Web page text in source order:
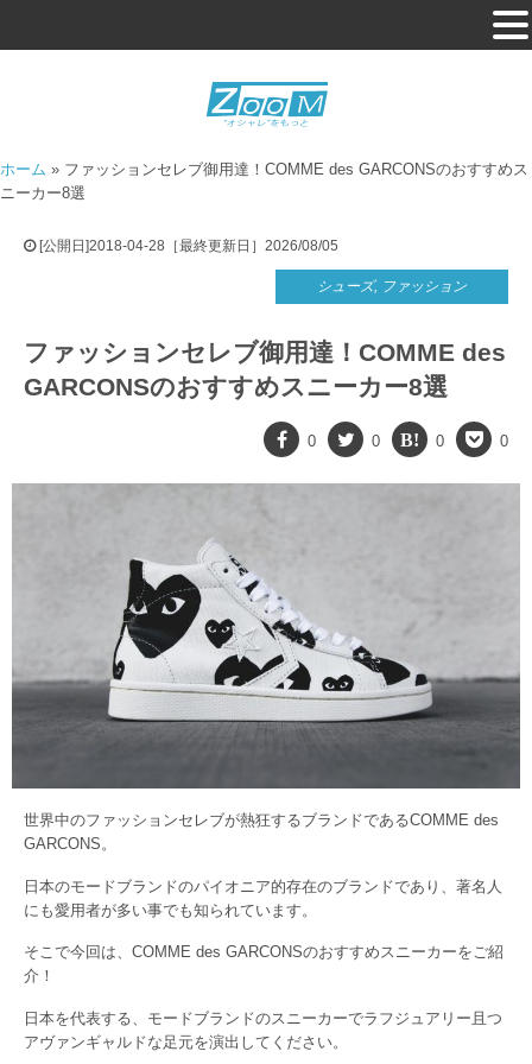
ホーム » ファッションセレブ御用達！COMME des GARCONSのおすすめス
ニーカー8選
[公開日]2018-04-28［最終更新日］2026/08/05
シューズ, ファッション
ファッションセレブ御用達！COMME des
GARCONSのおすすめスニーカー8選
0 0 0 0
世界中のファッションセレブが熱狂するブランドであるCOMME des
GARCONS。
日本のモードブランドのパイオニア的存在のブランドであり、著名人
にも愛用者が多い事でも知られています。
そこで今回は、COMME des GARCONSのおすすめスニーカーをご紹
介！
日本を代表する、モードブランドのスニーカーでラフジュアリー且つ
アヴァンギャルドな足元を演出してください。